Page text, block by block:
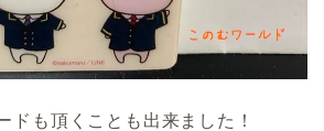
ドも頂くことも出来ました！